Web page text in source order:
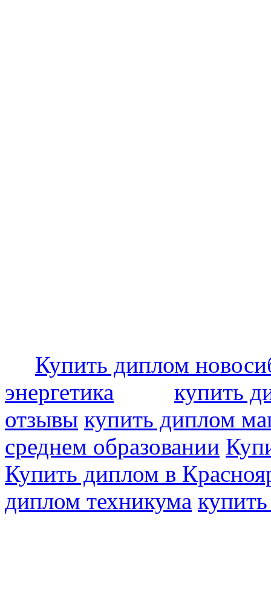
Купить диплом
энергетика
купить
отзывы купить диплом
среднем образовании
Купить диплом в
диплом техникума